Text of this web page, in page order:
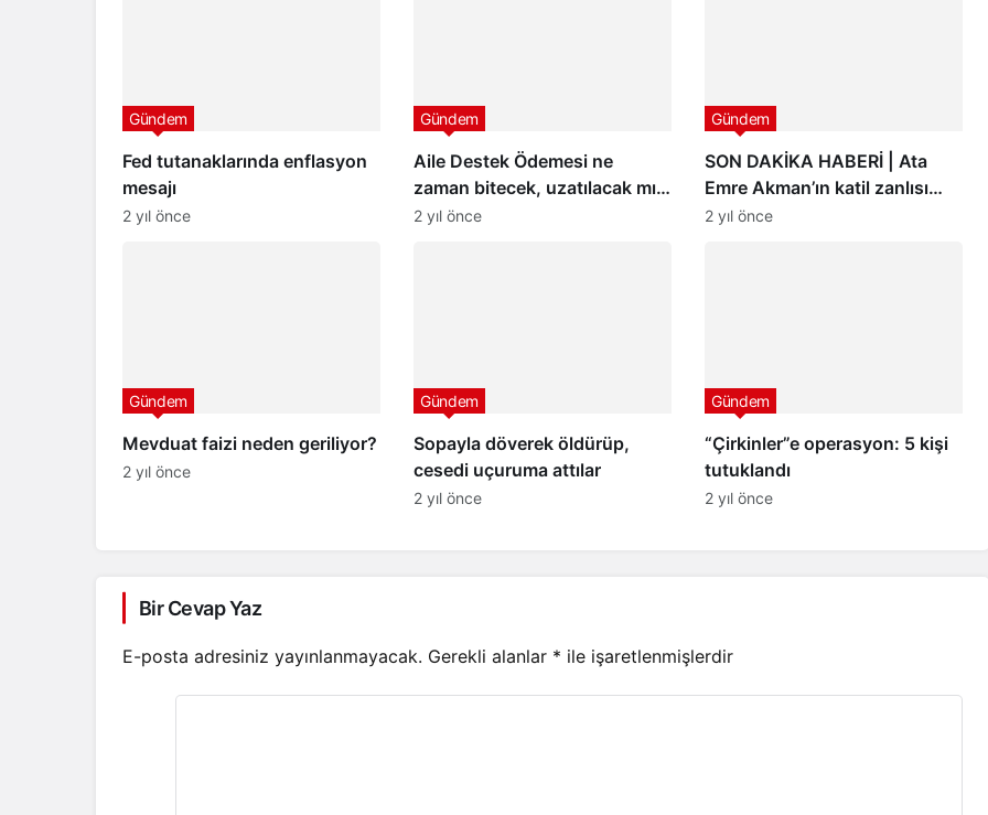
Fed tutanaklarında enflasyon
mesajı
Gündem
2 yıl önce
Aile Destek Ödemesi ne
zaman bitecek, uzatılacak mı?
2024 Aile Destek Programı
Gündem
2 yıl önce
SON DAKİKA HABERİ | Ata
Emre Akman’ın katil zanlısı
hakkında istenen ceza belli
Gündem
2 yıl önce
Mevduat faizi neden geriliyor?
Gündem
2 yıl önce
Sopayla döverek öldürüp,
cesedi uçuruma attılar
Gündem
2 yıl önce
“Çirkinler”e operasyon: 5 kişi
tutuklandı
Gündem
2 yıl önce
Bir Cevap Yaz
E-posta adresiniz yayınlanmayacak. Gerekli alanlar * ile işaretlenmişlerdir